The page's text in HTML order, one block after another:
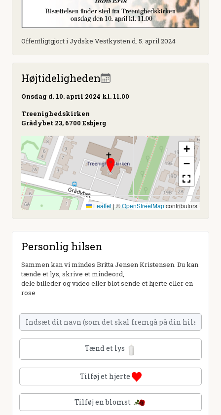
Offentligtgjort i Jydske Vestkysten d. 5. april 2024
Højtideligheden
Onsdag d. 10. april 2024 kl. 11.00
Treenighedskirken
Grådybet 23, 6700 Esbjerg
+
−
Leaflet | ©OpenStreetMapcontributors
Personlig hilsen
Sammen kan vi mindes Britta Jensen Kristensen. Du kan
tænde et lys, skrive et mindeord,
dele billeder og video eller blot sende et hjerte eller en
rose
Tænd et lys
Tilføj et hjerte
Tilføj en blomst